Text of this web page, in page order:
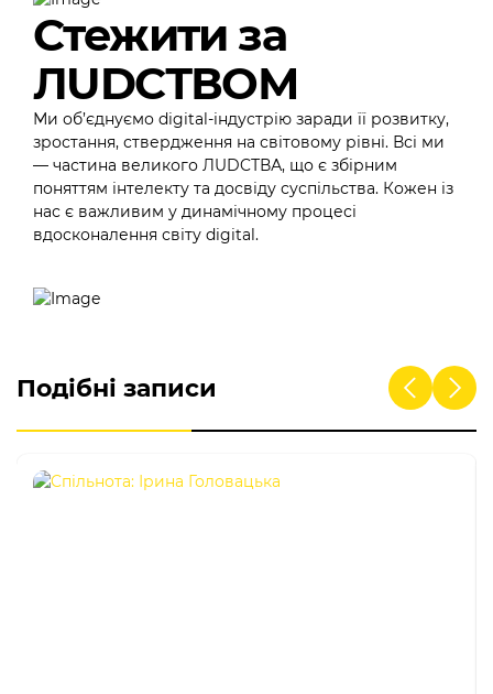
Cтежити за
ЛUDCТВОМ
Ми об’єднуємо digital-індустрію заради її розвитку,
зростання, ствердження на світовому рівні. Всі ми
— частина великого ЛUDCТВА, що є збірним
поняттям інтелекту та досвіду суспільства. Кожен із
нас є важливим у динамічному процесі
вдосконалення світу digital.
Подібні записи